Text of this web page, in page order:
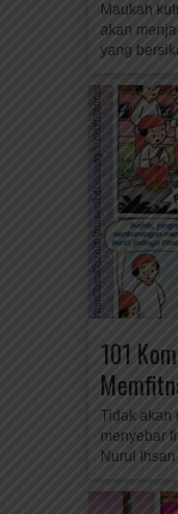
Maukah
akan
yang
101
Tidak akan
menyebar
Nurul